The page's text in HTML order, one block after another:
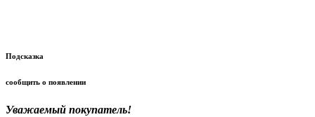
Подсказка
сообщить о появлении
Уважаемый покупатель!